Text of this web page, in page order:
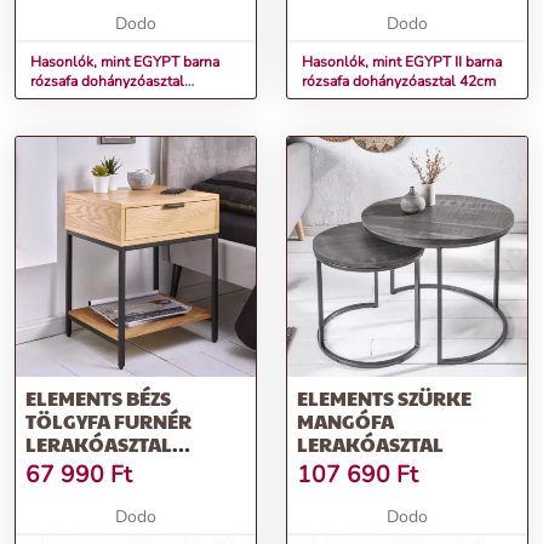
Dodo
Hasonlók, mint EGYPT barna
rózsafa dohányzóasztal
58x58cm
Dodo
Hasonlók, mint EGYPT II barna
rózsafa dohányzóasztal 42cm
ELEMENTS BÉZS
TÖLGYFA FURNÉR
LERAKÓASZTAL
40X35X50
67 990 Ft
Dodo
ELEMENTS SZÜRKE
MANGÓFA
LERAKÓASZTAL
107 690 Ft
Dodo